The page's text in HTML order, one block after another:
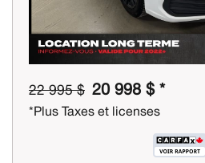
22 995 $ 20 998 $ *
*Plus Taxes et licenses